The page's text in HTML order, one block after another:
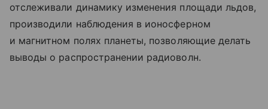
отслеживали динамику изменения площади льдов,
производили наблюдения в ионосферном
и магнитном полях планеты, позволяющие делать
выводы о распространении радиоволн.